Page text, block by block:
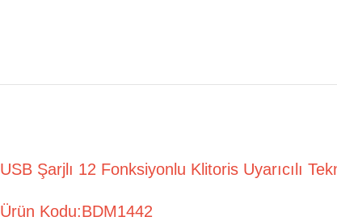
USB Şarjlı 12 Fonksiyonlu Klitoris Uyarıcılı
Ürün Kodu:BDM1442